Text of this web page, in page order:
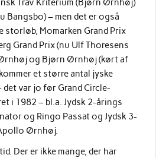
Trav Kriterium (Bjørn Ørnhøj)
Bangsbo) – men det er også
storløb, Momarken Grand Prix
Grand Prix (nu Ulf Thoresens
og Bjørn Ørnhøj (kørt af
et større antal jyske
var jo før Grand Circle-
i 1982 – bl.a. Jydsk 2-årings
og Ringo Passat og Jydsk 3-
Ørnhøj.
Der er ikke mange, der har